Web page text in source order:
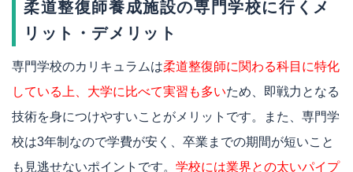
柔道整復師養成施設の専門学校に行くメ
リット・デメリット
専門学校のカリキュラムは柔道整復師に関わる科目に特化
している上、大学に比べて実習も多いため、即戦力となる
技術を身につけやすいことがメリットです。また、専門学
校は3年制なので学費が安く、卒業までの期間が短いこと
も見逃せないポイントです。 学校には業界との太いパイプ